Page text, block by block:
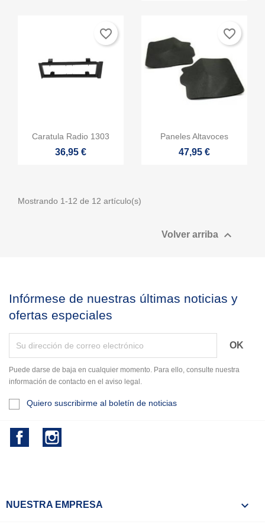
Vista rápida
Caratula Radio 1303
36,95 €
favorite_border
Vista rápida
Paneles Altavoces
47,95 €
favorite_border
Mostrando 1-12 de 12 artículo(s)
Volver arriba 
Infórmese de nuestras últimas noticias y
ofertas especiales
Puede darse de baja en cualquier momento. Para ello, consulte nuestra
información de contacto en el aviso legal.
Quiero suscribirme al boletín de noticias
Facebook
NUESTRA EMPRESA 